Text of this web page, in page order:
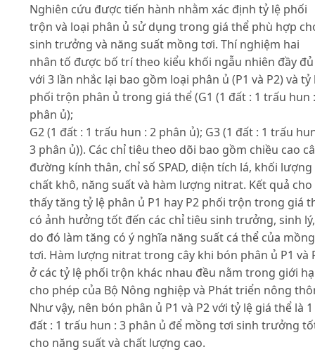
Nghiên cứu được tiến hành nhằm xác định tỷ lệ phối
trộn và loại phân ủ sử dụng trong giá thể phù hợp
sinh trưởng và năng suất mồng tơi. Thí nghiệm hai
nhân tố được bố trí theo kiểu khối ngẫu nhiên đầy đủ
với 3 lần nhắc lại bao gồm loại phân ủ (P1 và P2) và tỷ
phối trộn phân ủ trong giá thể (G1 (1 đất : 1 trấu hun
phân ủ);
G2 (1 đất : 1 trấu hun : 2 phân ủ); G3 (1 đất : 1 trấu
3 phân ủ)). Các chỉ tiêu theo dõi bao gồm chiều cao
đường kính thân, chỉ số SPAD, diện tích lá, khối lượng
chất khô, năng suất và hàm lượng nitrat. Kết quả cho
thấy tăng tỷ lệ phân ủ P1 hay P2 phối trộn trong giá
có ảnh hưởng tốt đến các chỉ tiêu sinh trưởng, sinh lý,
do đó làm tăng có ý nghĩa năng suất cá thể của mồng
tơi. Hàm lượng nitrat trong cây khi bón phân ủ P1 và
ở các tỷ lệ phối trộn khác nhau đều nằm trong giới
cho phép của Bộ Nông nghiệp và Phát triển nông
Như vậy, nên bón phân ủ P1 và P2 với tỷ lệ giá thể là 1
đất : 1 trấu hun : 3 phân ủ để mồng tơi sinh trưởng
cho năng suất và chất lượng cao.